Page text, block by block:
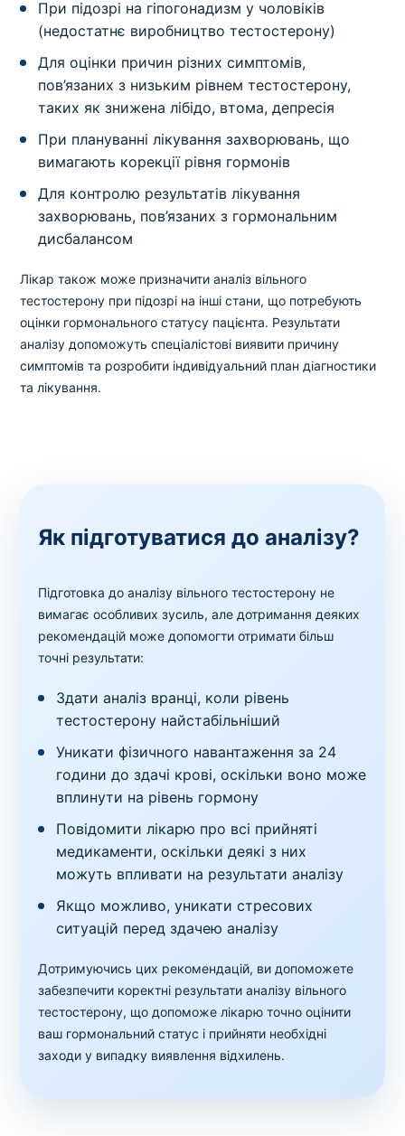
При підозрі на гіпогонадизм у чоловіків
(недостатнє виробництво тестостерону)
Для оцінки причин різних симптомів,
пов’язаних з низьким рівнем тестостерону,
таких як знижена лібідо, втома, депресія
При плануванні лікування захворювань, що
вимагають корекції рівня гормонів
Для контролю результатів лікування
захворювань, пов’язаних з гормональним
дисбалансом
Лікар також може призначити аналіз вільного
тестостерону при підозрі на інші стани, що потребують
оцінки гормонального статусу пацієнта. Результати
аналізу допоможуть спеціалістові виявити причину
симптомів та розробити індивідуальний план діагностики
та лікування.
Як підготуватися до аналізу?
Підготовка до аналізу вільного тестостерону не
вимагає особливих зусиль, але дотримання деяких
рекомендацій може допомогти отримати більш
точні результати:
Здати аналіз вранці, коли рівень
тестостерону найстабільніший
Уникати фізичного навантаження за 24
години до здачі крові, оскільки воно може
вплинути на рівень гормону
Повідомити лікарю про всі прийняті
медикаменти, оскільки деякі з них
можуть впливати на результати аналізу
Якщо можливо, уникати стресових
ситуацій перед здачею аналізу
Дотримуючись цих рекомендацій, ви допоможете
забезпечити коректні результати аналізу вільного
тестостерону, що допоможе лікарю точно оцінити
ваш гормональний статус і прийняти необхідні
заходи у випадку виявлення відхилень.